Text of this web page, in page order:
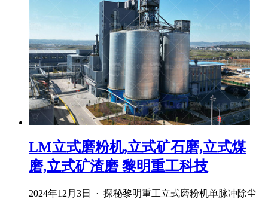
LM立式磨粉机,立式矿石磨,立式煤
磨,立式矿渣磨 黎明重工科技
2024年12月3日 · 探秘黎明重工立式磨粉机单脉冲除尘